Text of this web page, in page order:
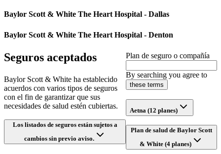
Baylor Scott & White The Heart Hospital - Dallas
Baylor Scott & White The Heart Hospital - Denton
Seguros aceptados
Baylor Scott & White ha establecido
acuerdos con varios tipos de seguros
con el fin de garantizar que sus
necesidades de salud estén cubiertas.
Los listados de seguros están sujetos a
cambios sin previo aviso.
Plan de seguro o compañía
By searching you agree to
these terms
Aetna (12 planes)
Plan de salud de Baylor Scott
& White (4 planes)